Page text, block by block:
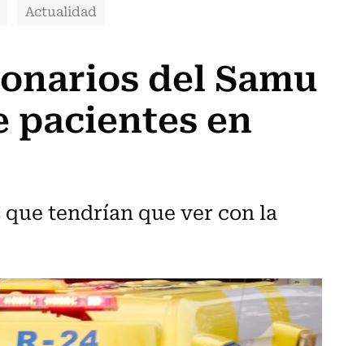
Actualidad
del Samu
en
tendrían que ver con la